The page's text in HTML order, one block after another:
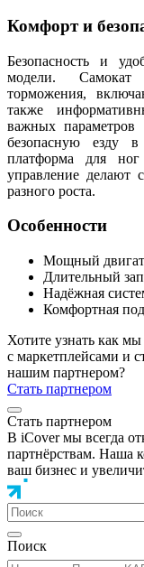
Комфорт и
Безопасность и
модели. Самокат
торможения,
также
важных параметров
безопасную езду
платформа для
управление делают
разного роста.
Особенности
Мощный
Длительный
Надёжная
Комфортная
Хотите узнать как мы
с маркетплейсами и
нашим партнером?
Стать партнером
Стать партнером
В iCover мы всегда
партнёрствам. Наша
ваш бизнес и
Поиск